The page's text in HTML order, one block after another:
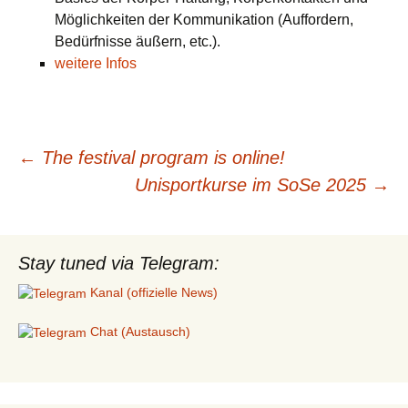
Möglichkeiten der Kommunikation (Auffordern,
Bedürfnisse äußern, etc.).
weitere Infos
Post
← The festival program is online!
Unisportkurse im SoSe 2025 →
Stay tuned via Telegram:
Kanal (offizielle News)
Chat (Austausch)